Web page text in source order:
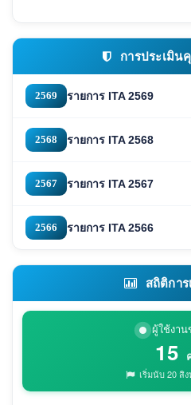
การประเมิน
2569 รายการ ITA 2569
2568 รายการ ITA 2568
2567 รายการ ITA 2567
2566 รายการ ITA 2566
สถิติกา
ผู้ใช้งา
15
เริ่มนับ 20 สิ